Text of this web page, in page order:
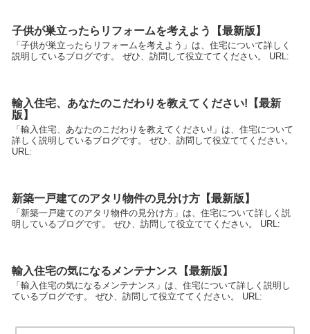
子供が巣立ったらリフォームを考えよう【最新版】
「子供が巣立ったらリフォームを考えよう」は、住宅について詳しく
説明しているブログです。 ぜひ、訪問して役立ててください。 URL:
輸入住宅、あなたのこだわりを教えてください!【最新
版】
「輸入住宅、あなたのこだわりを教えてください!」は、住宅について
詳しく説明しているブログです。 ぜひ、訪問して役立ててください。
URL:
新築一戸建てのアタリ物件の見分け方【最新版】
「新築一戸建てのアタリ物件の見分け方」は、住宅について詳しく説
明しているブログです。 ぜひ、訪問して役立ててください。 URL:
輸入住宅の気になるメンテナンス【最新版】
「輸入住宅の気になるメンテナンス」は、住宅について詳しく説明し
ているブログです。 ぜひ、訪問して役立ててください。 URL: